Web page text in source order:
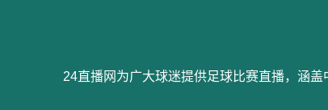
24直播网为广大球迷提供足球比赛直播，涵